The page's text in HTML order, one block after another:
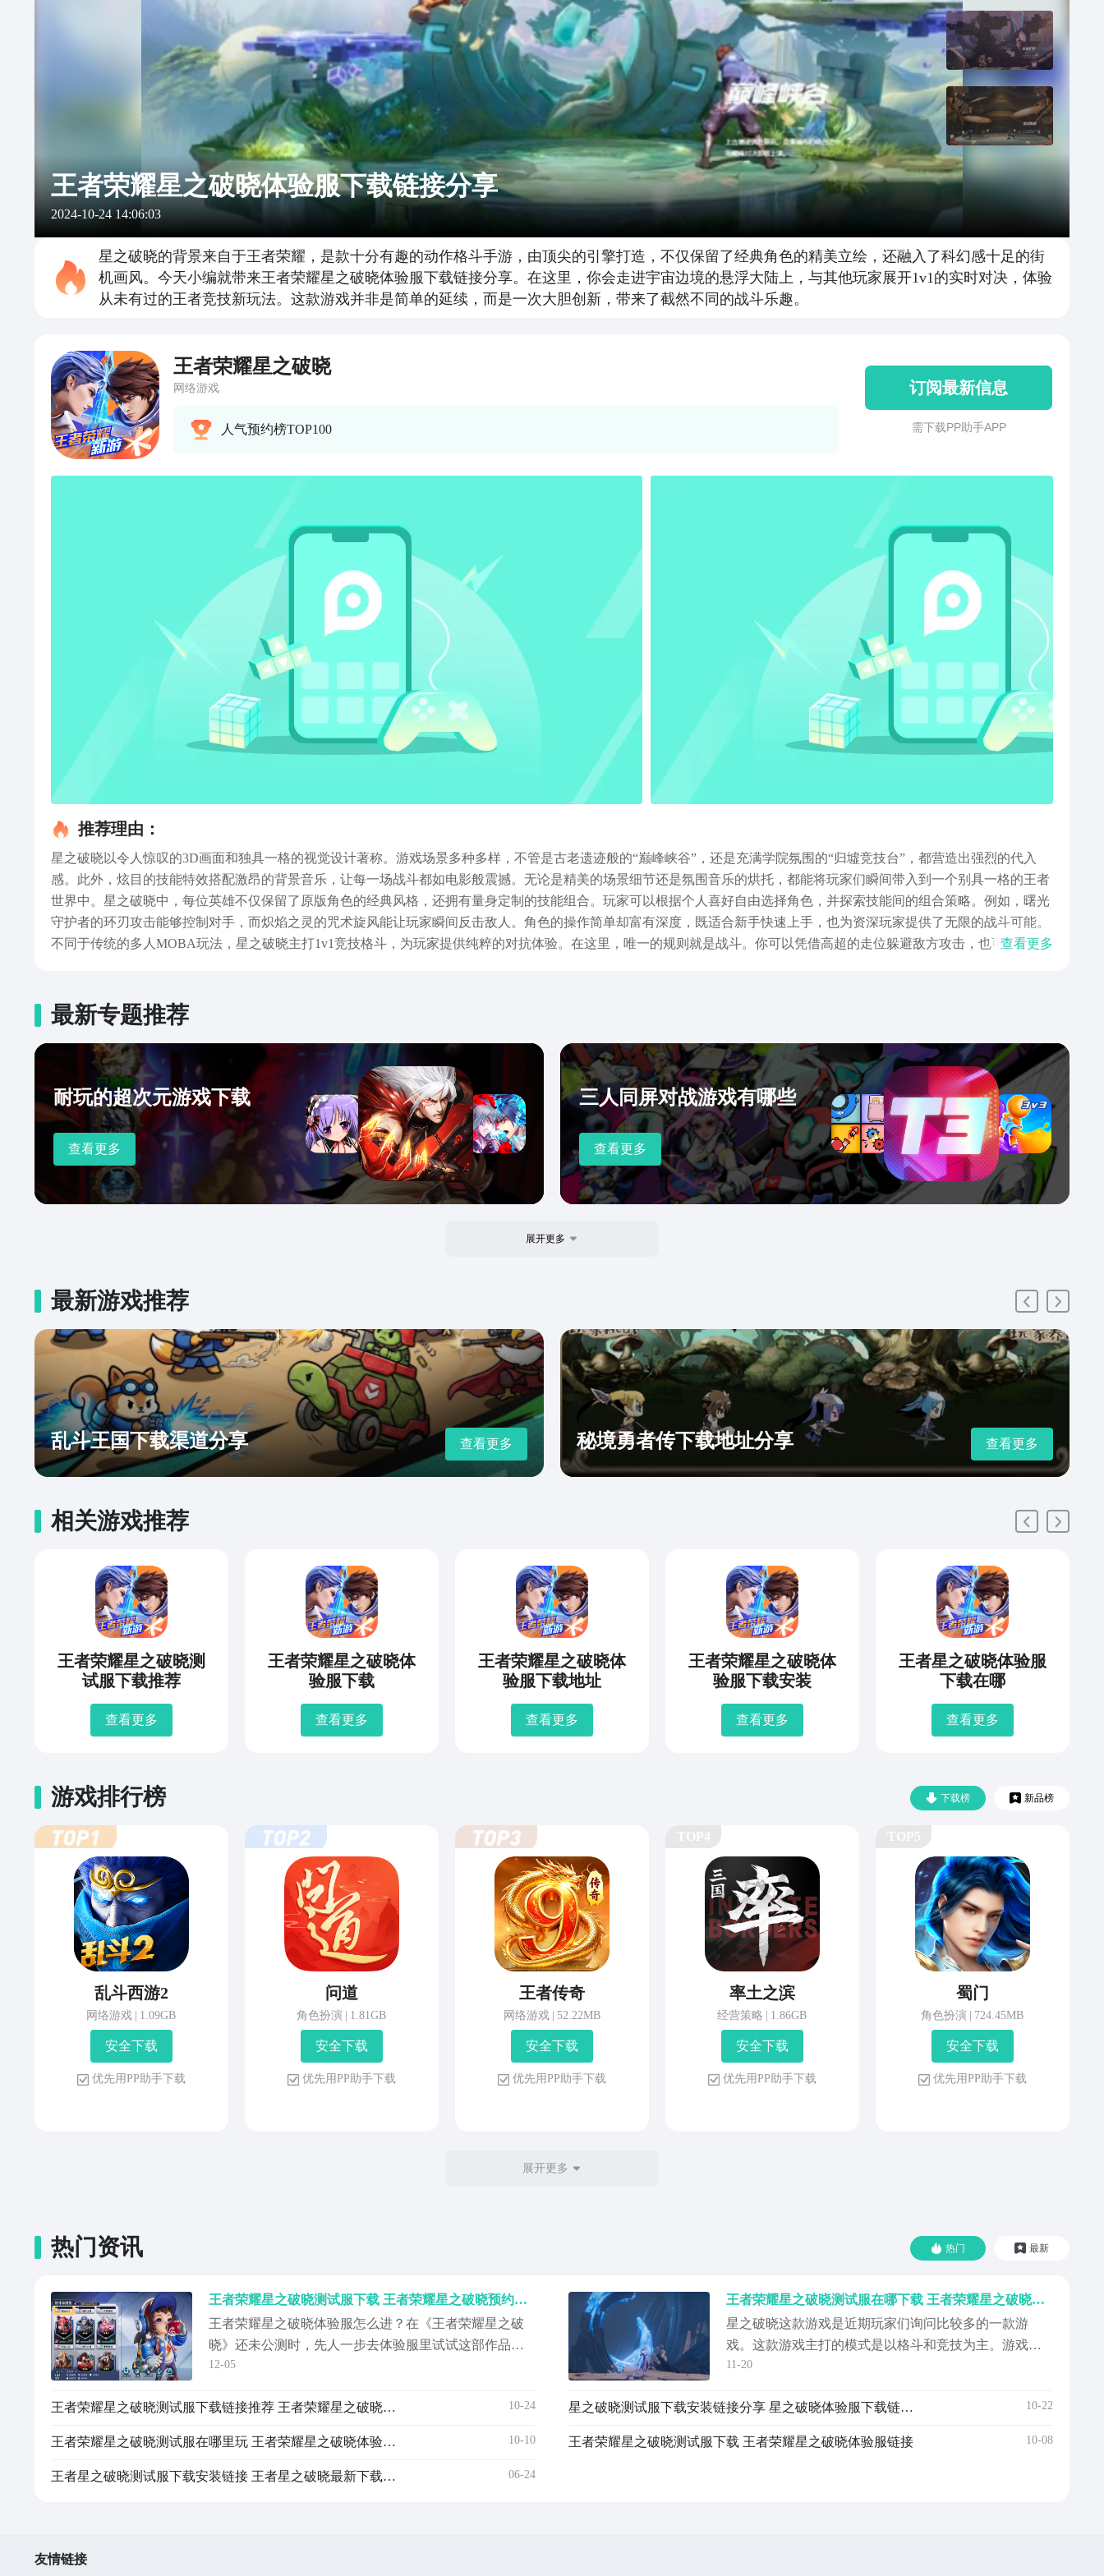
王者荣耀星之破晓体验服下载链接分享
2024-10-24 14:06:03
星之破晓的背景来自于王者荣耀，是款十分有趣的动作格斗手游，由顶尖的引擎打造，不仅保留了经典角色的精美立绘，还融入了科幻感十足的街
机画风。今天小编就带来王者荣耀星之破晓体验服下载链接分享。在这里，你会走进宇宙边境的悬浮大陆上，与其他玩家展开1v1的实时对决，体验
从未有过的王者竞技新玩法。这款游戏并非是简单的延续，而是一次大胆创新，带来了截然不同的战斗乐趣。
王者荣耀星之破晓
网络游戏
人气预约榜TOP100
订阅最新信息
需 下 载 P P 助 手 A P P
推荐理由：
星之破晓以令人惊叹的3D画面和独具一格的视觉设计著称。游戏场景多种多样，不管是古老遗迹般的“巅峰峡谷”，还是充满学院氛围的“归墟竞技台”，都营造出强烈的代入
感。此外，炫目的技能特效搭配激昂的背景音乐，让每一场战斗都如电影般震撼。无论是精美的场景细节还是氛围音乐的烘托，都能将玩家们瞬间带入到一个别具一格的王者
世界中。星之破晓中，每位英雄不仅保留了原版角色的经典风格，还拥有量身定制的技能组合。玩家可以根据个人喜好自由选择角色，并探索技能间的组合策略。例如，曙光
守护者的环刃攻击能够控制对手，而炽焰之灵的咒术旋风能让玩家瞬间反击敌人。角色的操作简单却富有深度，既适合新手快速上手，也为资深玩家提供了无限的战斗可能。
不同于传统的多人MOBA玩法，星之破晓主打1v1竞技格斗，为玩家提供纯粹的对抗体验。在这里，唯一的规则就是战斗。你可以凭借高超的走位躲避敌方攻击，也可以利用
体验。如果你是王者荣耀的忠实粉丝，或是喜欢竞技格斗的玩家，绝对要来试玩一下星之破晓。快来体验这场王者之战，开启属于你的巅峰对决吧！
查看更多
最新专题推荐
耐玩的超次元游戏下载
查看更多
三人同屏对战游戏有哪些
查看更多
展开更多
最新游戏推荐
乱斗王国下载渠道分享 查看更多 秘境勇者传下载地址分享 查看更多
相关游戏推荐
王者荣耀星之破晓测
试服下载推荐
查看更多
王者荣耀星之破晓体
验服下载
查看更多
王者荣耀星之破晓体
验服下载地址
查看更多
王者荣耀星之破晓体
验服下载安装
查看更多
王者星之破晓体验服
下载在哪
查看更多
下载榜 新品榜
游戏排行榜
乱斗西游2
网络游戏 1.09GB
安 全 下 载
优 先 用 P P 助 手 下 载
问道
角色扮演 1.81GB
安 全 下 载
优 先 用 P P 助 手 下 载
王者传奇
网络游戏 52.22MB
安 全 下 载
优 先 用 P P 助 手 下 载
率土之滨
经营策略 1.86GB
安 全 下 载
优 先 用 P P 助 手 下 载
蜀门
角色扮演 724.45MB
安 全 下 载
优 先 用 P P 助 手 下 载
展开更多
热门 最新
热门资讯
王者荣耀星之破晓测试服下载 王者荣耀星之破晓预约下载方法
王者荣耀星之破晓体验服怎么进？在《王者荣耀星之破
晓》还未公测时，先人一步去体验服里试试这部作品的
的质量是很多人都期望实现的事情。倘若各位对获取进
这部作品的成色，还望能驻足几分钟来看看小编的分
地址》》》》》...
12-05
王者荣耀星之破晓测试服下载链接推荐 王者荣耀星之破晓体验服地址分享 10-24
王者荣耀星之破晓测试服在哪里玩 王者荣耀星之破晓体验服下载安装链接推荐 10-10
王者星之破晓测试服下载安装链接 王者星之破晓最新下载链接 06-24
王者荣耀星之破晓测试服在哪下载 王者荣耀星之破晓体验服盘点
星之破晓这款游戏是近期玩家们询问比较多的一款游
戏。这款游戏主打的模式是以格斗和竞技为主。游戏的
画面制作的非常的精美，游戏本身的动作和平衡性做的
个问题是最近玩家们询问比较多的一个问题。不少玩家
星之破晓】最新...
11-20
星之破晓测试服下载安装链接分享 星之破晓体验服下载链接推荐 10-22
王者荣耀星之破晓测试服下载 王者荣耀星之破晓体验服链接 10-08
友情链接